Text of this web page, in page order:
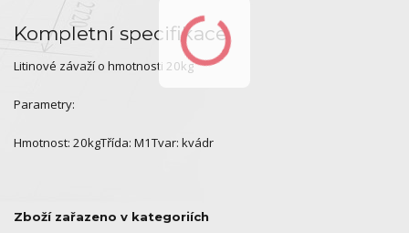
Kompletní specifikace
Litinové závaží o hmotnosti 20kg
Parametry:
Hmotnost: 20kgTřída: M1Tvar: kvádr
Zboží zařazeno v kategoriích